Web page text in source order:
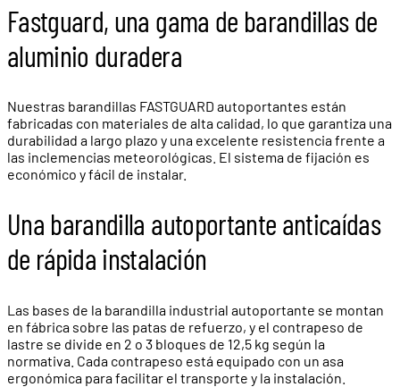
Fastguard, una gama de barandillas de
aluminio duradera
Nuestras barandillas FASTGUARD autoportantes están
fabricadas con materiales de alta calidad, lo que garantiza una
durabilidad a largo plazo y una excelente resistencia frente a
las inclemencias meteorológicas. El sistema de fijación es
económico y fácil de instalar.
Una barandilla autoportante anticaídas
de rápida instalación
Las bases de la barandilla industrial autoportante se montan
en fábrica sobre las patas de refuerzo, y el contrapeso de
lastre se divide en 2 o 3 bloques de 12,5 kg según la
normativa. Cada contrapeso está equipado con un asa
ergonómica para facilitar el transporte y la instalación.